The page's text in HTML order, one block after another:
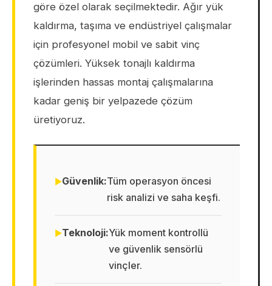
göre özel olarak seçilmektedir. Ağır yük
kaldırma, taşıma ve endüstriyel çalışmalar
için profesyonel mobil ve sabit vinç
çözümleri. Yüksek tonajlı kaldırma
işlerinden hassas montaj çalışmalarına
kadar geniş bir yelpazede çözüm
üretiyoruz.
Güvenlik:Tüm operasyon öncesi
risk analizi ve saha keşfi.
Teknoloji:Yük moment kontrollü
ve güvenlik sensörlü
vinçler.